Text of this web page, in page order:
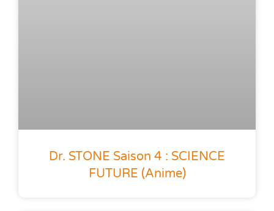
Dr. STONE Saison 4 : SCIENCE
FUTURE (anime)